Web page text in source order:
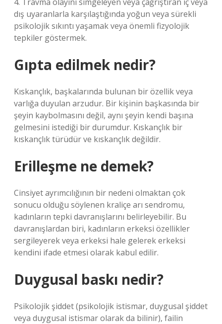
dış uyaranlarla karşılaştığında yoğun veya sürekli
psikolojik sıkıntı yaşamak veya önemli fizyolojik
tepkiler göstermek.
Gıpta edilmek nedir?
Kıskançlık, başkalarında bulunan bir özellik veya
varlığa duyulan arzudur. Bir kişinin başkasında bir
şeyin kaybolmasını değil, aynı şeyin kendi başına
gelmesini istediği bir durumdur. Kıskançlık bir
kıskançlık türüdür ve kıskançlık değildir.
Erilleşme ne demek?
Cinsiyet ayrımcılığının bir nedeni olmaktan çok
sonucu olduğu söylenen kraliçe arı sendromu,
kadınların tepki davranışlarını belirleyebilir. Bu
davranışlardan biri, kadınların erkeksi özellikler
sergileyerek veya erkeksi hale gelerek erkeksi
kendini ifade etmesi olarak kabul edilir.
Duygusal baskı nedir?
Psikolojik şiddet (psikolojik istismar, duygusal şiddet
veya duygusal istismar olarak da bilinir), failin